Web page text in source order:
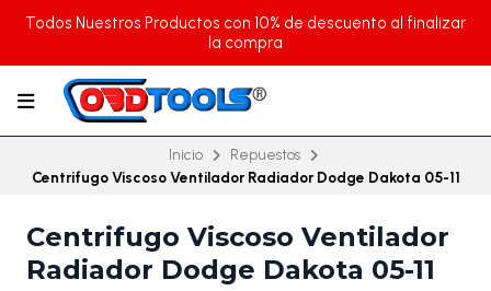
Todos Nuestros Productos con 10% de descuento al finalizar
la compra
Inicio
Repuestos
Centrifugo Viscoso Ventilador Radiador Dodge Dakota 05-11
Centrifugo Viscoso Ventilador
Radiador Dodge Dakota 05-11